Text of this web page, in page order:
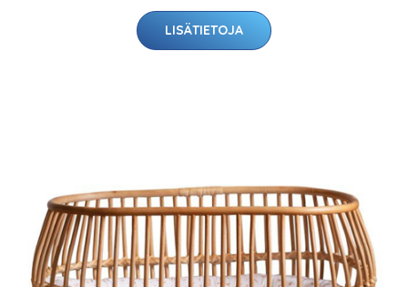
LISÄTIETOJA